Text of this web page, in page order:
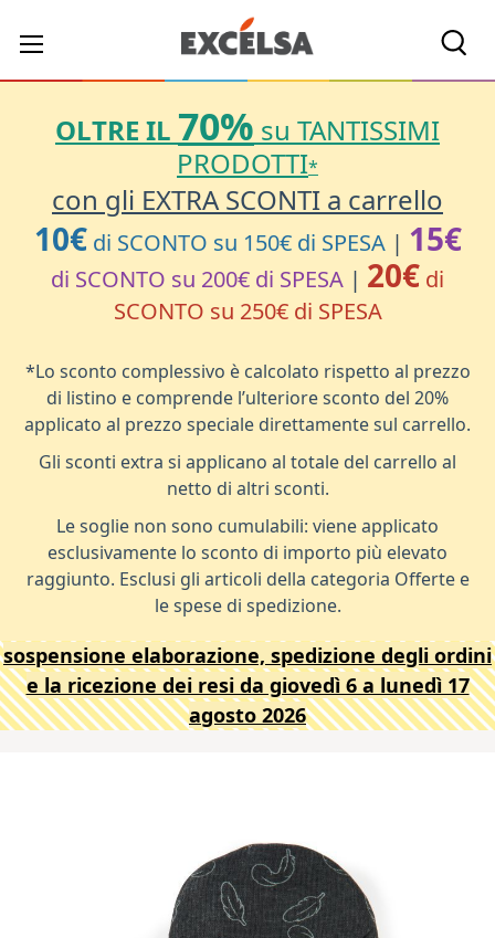
OLTRE IL 70% su TANTISSIMI
PRODOTTI*
con gli EXTRA SCONTI a carrello
10€ di SCONTO su 150€ di SPESA| 15€
di SCONTO su 200€ di SPESA | 20€ di
SCONTO su 250€ di SPESA
*Lo sconto complessivo è calcolato rispetto al prezzo
di listino e comprende l’ulteriore sconto del 20%
applicato al prezzo speciale direttamente sul carrello.
Gli sconti extra si applicano al totale del carrello al
netto di altri sconti.
Le soglie non sono cumulabili: viene applicato
esclusivamente lo sconto di importo più elevato
raggiunto. Esclusi gli articoli della categoria Offerte e
le spese di spedizione.
sospensione elaborazione, spedizione degli ordini
e la ricezione dei resi da giovedì 6 a lunedì 17
agosto 2026